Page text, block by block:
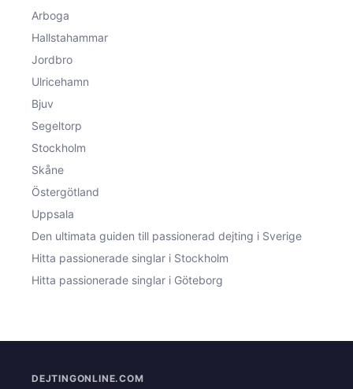
Arboga
Hallstahammar
Jordbro
Ulricehamn
Bjuv
Segeltorp
Stockholm
Skåne
Östergötland
Uppsala
Den ultimata guiden till passionerad dejting i Sverige
Hitta passionerade singlar i Stockholm
Hitta passionerade singlar i Göteborg
DEJTINGONLINE.COM